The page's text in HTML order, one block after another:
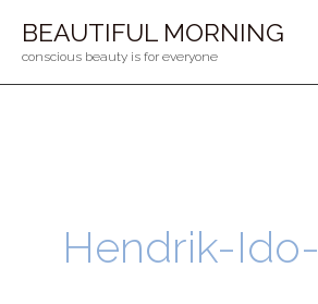
naarBEAUTIFUL MORNING
conscious beauty is for everyone
Hendrik-Ido-